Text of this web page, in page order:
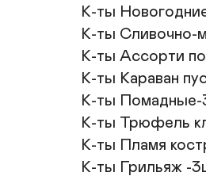
К-ты
К-ты Сливочно-
К-ты Ассорти
К-ты Караван
К-ты Помадные-
К-ты Трюфель
К-ты Пламя
К-ты Грильяж -